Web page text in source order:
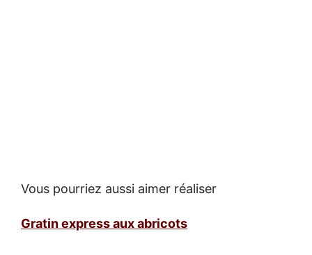
Vous pourriez aussi aimer réaliser
Gratin express aux abricots